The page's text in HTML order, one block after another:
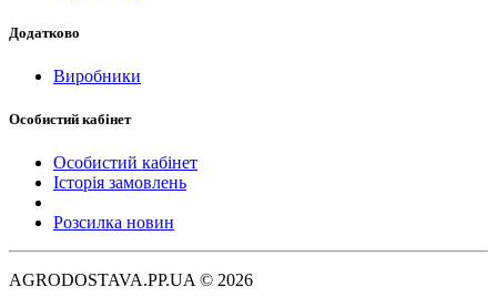
Додатково
Виробники
Особистий кабінет
Особистий кабінет
Історія замовлень
Розсилка новин
AGRODOSTAVA.PP.UA © 2026